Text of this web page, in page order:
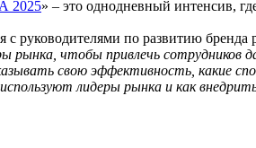
2025» – это однодневный интенсив,
руководителями по развитию
рынка, чтобы привлечь сотрудников
свою эффективность, какие
лидеры рынка и как